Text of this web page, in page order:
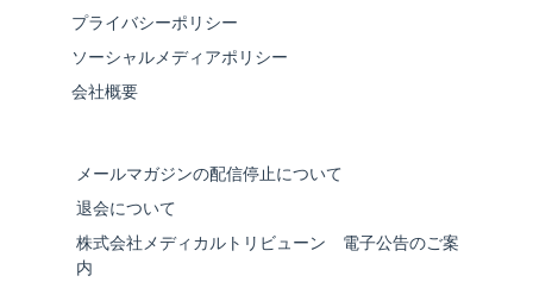
プライバシーポリシー
ソーシャルメディアポリシー
会社概要
メールマガジンの配信停止について
退会について
株式会社メディカルトリビューン 電子公告のご案
内